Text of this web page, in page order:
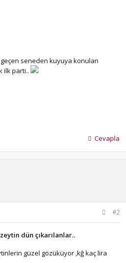
seneden kuyuya konulan
ilk parti..
Cevapla
#2
dün çıkarılanlar..
güzel gözüküyor ,kğ kaç lira